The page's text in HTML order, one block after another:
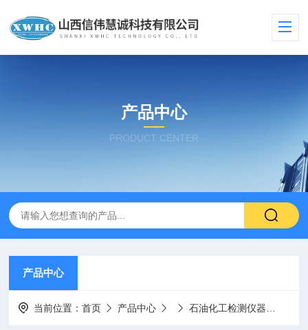
产品中心
PRODUCT CENTER
产品中心
当前位置：首页 产品中心 石油化工检测仪器